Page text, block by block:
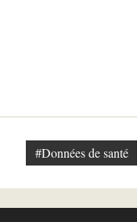
#Données de santé